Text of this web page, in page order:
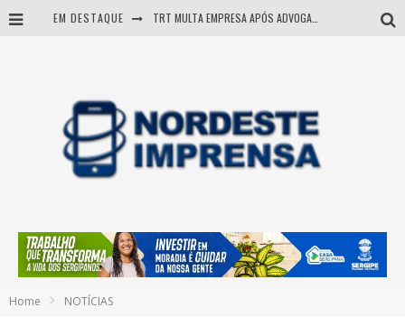
EM DESTAQUE TRT MULTA EMPRESA APÓS ADVOGADA USAR IA E INVENTAR PRECEDENTES JUDICIAIS
Mulher morre durante operação contra grupo investigado por roubo de cargas e tráfico de drogas em Sergipe
Home NOTÍCIAS